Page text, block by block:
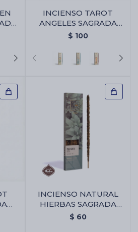
INCIENSO TAROT
ANGELES SAGRADA
MADRE - Bayas De
$ 100
-
INCIENSO NATURAL
HIERBAS SAGRADA
MADRE X6 - Palo
$ 60
ambientes